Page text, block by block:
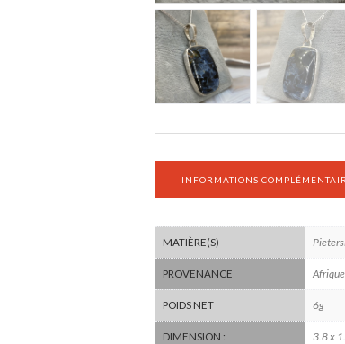
INFORMATIONS
MATIÈRE(S)
PROVENANCE
POIDS NET 6g
DIMENSION : 3.8 x